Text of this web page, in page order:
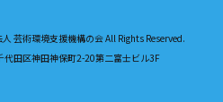
芸術環境支援機構の会 All Rights Reserved.
田区神田神保町2-20第二富士ビル3F